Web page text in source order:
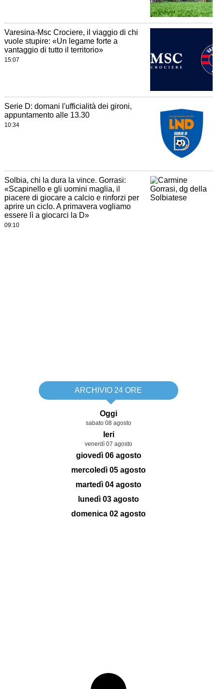
Varesina-Msc Crociere, il viaggio di chi
vuole stupire: «Un legame forte a
vantaggio di tutto il territorio»
15:07
Serie D: domani l'ufficialità dei gironi,
appuntamento alle 13.30
10:34
Solbia, chi la dura la vince. Gorrasi:
«Scapinello e gli uomini maglia, il
piacere di giocare a calcio e rinforzi per
aprire un ciclo. A primavera vogliamo
essere lì a giocarci la D»
09:10
ARCHIVIO 24 ORE
Oggi
sabato 08 agosto
Ieri
venerdì 07 agosto
giovedì 06 agosto
mercoledì 05 agosto
martedì 04 agosto
lunedì 03 agosto
domenica 02 agosto